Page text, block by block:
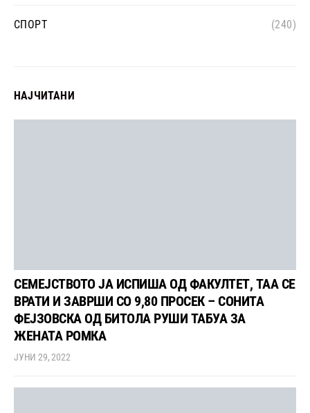
СПОРТ (240)
НАЈЧИТАНИ
СЕМЕЈСТВОТО ЈА ИСПИША ОД ФАКУЛТЕТ, ТАА СЕ
ВРАТИ И ЗАВРШИ СО 9,80 ПРОСЕК – СОНИТА
ФЕЈЗОВСКА ОД БИТОЛА РУШИ ТАБУА ЗА
ЖЕНАТА РОМКА
ЈУНИ 29, 2022